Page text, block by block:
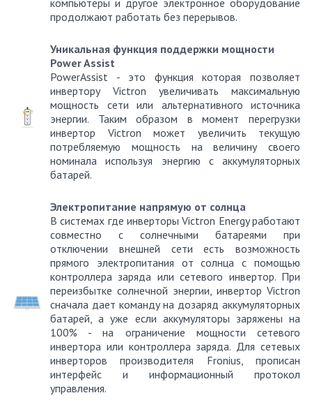
компьютеры и другое электронное оборудование
продолжают работать без перерывов.
Уникальная функция поддержки мощности
Power Assist
PowerAssist - это функция которая позволяет
инвертору Victron увеличивать максимальную
мощность сети или альтернативного источника
энергии. Таким образом в момент перегрузки
инвертор Victron может увеличить текущую
потребляемую мощность на величину своего
номинала используя энергию с аккумуляторных
батарей.
Электропитание напрямую от солнца
В системах где инверторы Victron Energy работают
совместно с солнечными батареями при
отключении внешней сети есть возможность
прямого электропитания от солнца с помощью
контроллера заряда или сетевого инвертор. При
переизбытке солнечной энергии, инвертор Victron
сначала дает команду на дозаряд аккумуляторных
батарей, а уже если аккумуляторы заряжены на
100% - на ограничение мощности сетевого
инвертора или контроллера заряда. Для сетевых
инверторов производителя Fronius, прописан
интерфейс и информационный протокол
управления.